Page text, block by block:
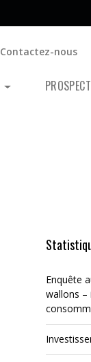
Contactez-nous
Enquête
wallons –